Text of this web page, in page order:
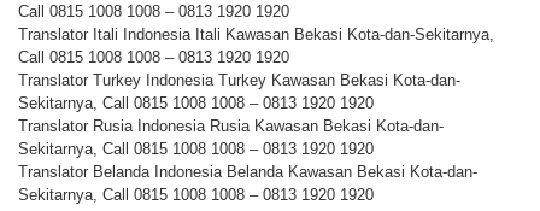
Call 0815 1008 1008 – 0813 1920 1920
Translator Itali Indonesia Itali Kawasan Bekasi Kota-dan-Sekitarnya,
Call 0815 1008 1008 – 0813 1920 1920
Translator Turkey Indonesia Turkey Kawasan Bekasi Kota-dan-
Sekitarnya, Call 0815 1008 1008 – 0813 1920 1920
Translator Rusia Indonesia Rusia Kawasan Bekasi Kota-dan-
Sekitarnya, Call 0815 1008 1008 – 0813 1920 1920
Translator Belanda Indonesia Belanda Kawasan Bekasi Kota-dan-
Sekitarnya, Call 0815 1008 1008 – 0813 1920 1920